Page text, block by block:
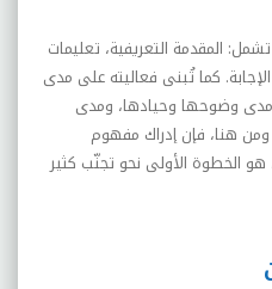
المقدمة التعريفية، تعليمات
كما تُبنى فعاليته على مدى
وضوحها وحيادها، ومدى
هنا، فإن إدراك مفهوم
هو الخطوة الأولى نحو تجنّب كثير